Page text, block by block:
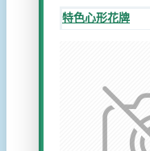
特色心形花牌